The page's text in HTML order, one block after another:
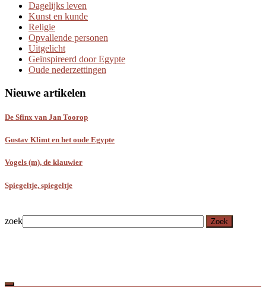
Dagelijks leven
Kunst en kunde
Religie
Opvallende personen
Uitgelicht
Geïnspireerd door Egypte
Oude nederzettingen
Nieuwe artikelen
De Sfinx van Jan Toorop
Gustav Klimt en het oude Egypte
Vogels (m), de klauwier
Spiegeltje, spiegeltje
zoek Zoek